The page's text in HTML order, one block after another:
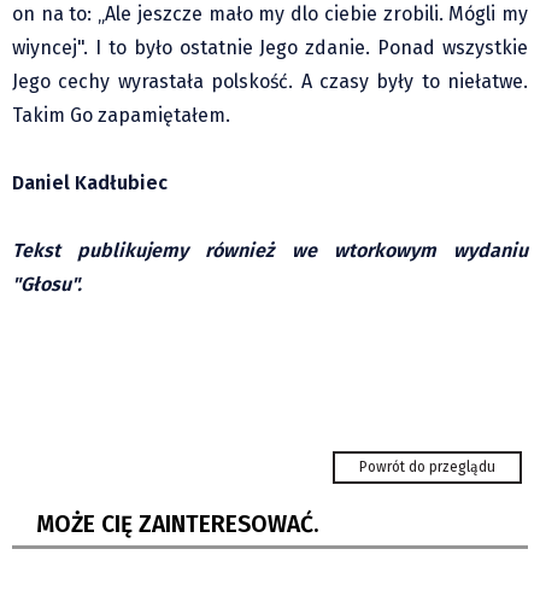
on na to: „Ale jeszcze mało my dlo ciebie zrobili. Mógli my
wiyncej". I to było ostatnie Jego zdanie. Ponad wszystkie
Jego cechy wyrastała polskość. A czasy były to niełatwe.
Takim Go zapamiętałem.
Daniel Kadłubiec
Tekst publikujemy również we wtorkowym wydaniu
"Głosu".
Powrót do przeglądu
MOŻE CIĘ ZAINTERESOWAĆ.
Hawierzów: Samoobrona dla pań. Kurs,
Ostrawa: w połowie sierpnia Ogólnokrajowe
Spotkanie Młodzieży